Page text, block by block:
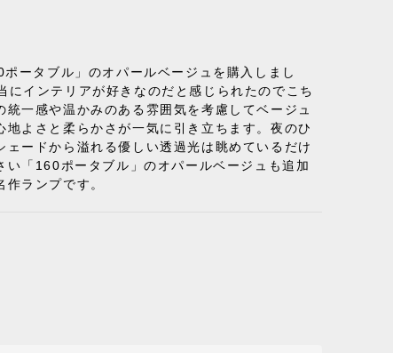
ータブル」のオパールベージュを購入しまし
インテリアが好きなのだと感じられたのでこち
一感や温かみのある雰囲気を考慮してベージュ
よさと柔らかさが一気に引き立ちます。夜のひ
ードから溢れる優しい透過光は眺めているだけ
「160ポータブル」のオパールベージュも追加
ランプです。